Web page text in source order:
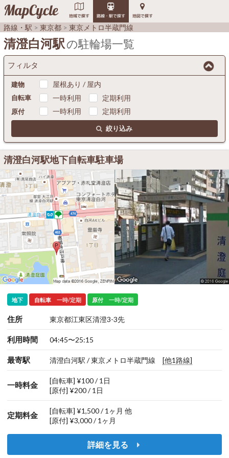
MapCycle 地域で探す 路線・駅で探す 地図で探す
路線・駅 東京都 東京メトロ半蔵門線
清澄白河駅の駐輪場一覧
フィルタ
建物 屋根あり / 屋内
自転車 一時利用 定期利用
原付 一時利用 定期利用
絞り込み
清澄白河駅地下自転車駐車場
地下 自転車 一時/定期 原付 一時/定期
住所 東京都江東区清澄3-3先
利用時間 04:45〜25:15
最寄駅 清澄白河駅 / 東京メトロ半蔵門線 [他1路線]
一時料金
[自転車] ¥100 / 1日
[原付] ¥200 / 1日
定期料金
[自転車] ¥1,500 / 1ヶ月 他
[原付] ¥3,000 / 1ヶ月
詳細を見る